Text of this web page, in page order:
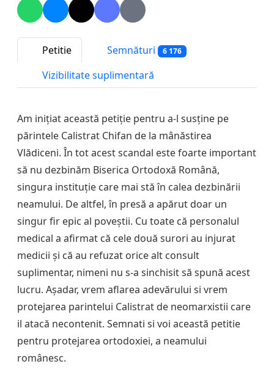
Petitie Semnături 6 176
Vizibilitate suplimentară
Am inițiat această petiție pentru a-l susține pe
părintele Calistrat Chifan de la mânăstirea
Vlădiceni. În tot acest scandal este foarte important
să nu dezbinăm Biserica Ortodoxă Română,
singura instituție care mai stă în calea dezbinării
neamului. De altfel, în presă a apărut doar un
singur fir epic al poveștii. Cu toate că personalul
medical a afirmat că cele două surori au injurat
medicii și că au refuzat orice alt consult
suplimentar, nimeni nu s-a sinchisit să spună acest
lucru. Așadar, vrem aflarea adevărului si vrem
protejarea parintelui Calistrat de neomarxistii care
il atacă necontenit. Semnati si voi această petitie
pentru protejarea ortodoxiei, a neamului
românesc.